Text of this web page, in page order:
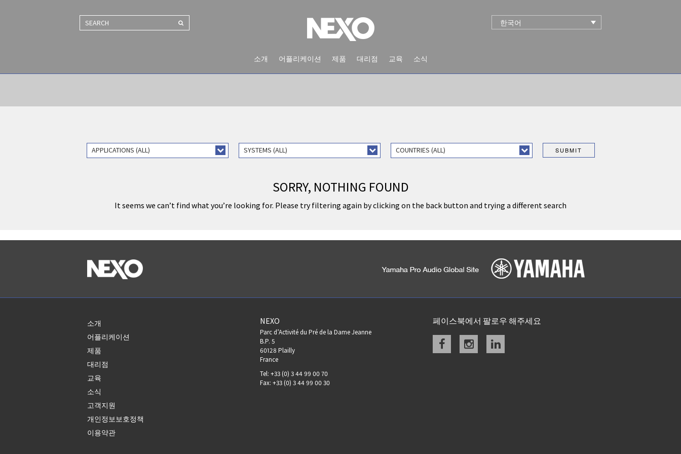
SEARCH 한국어
소개 어플리케이션 제품 대리점 교육 소식
CASE STUDIES
APPLICATIONS (ALL) SYSTEMS (ALL) COUNTRIES (ALL)
SORRY, NOTHING FOUND
It seems we can’t find what you’re looking for. Please try filtering again by clicking on the back button and trying a different search
소개
어플리케이션
제품
대리점
교육
소식
고객지원
개인정보보호정책
이용약관
NEXO
Parc d’Activité du Pré de la Dame Jeanne
B.P. 5
60128 Plailly
France
Tel: +33 (0) 3 44 99 00 70
Fax: +33 (0) 3 44 99 00 30
페이스북에서 팔로우 해주세요
Facebookinstagramlinkedin